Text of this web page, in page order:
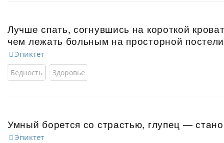
Лучше спать, согнувшись на короткой
чем лежать больным на просторной
Эпиктет
Бедность Здоровье
Умный борется со страстью, глупец —
Эпиктет